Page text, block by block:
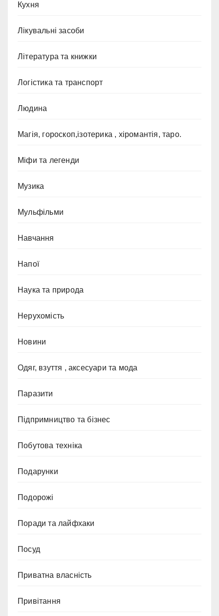
Кухня
Лікувальні засоби
Література та книжки
Логістика та транспорт
Людина
Магія, гороскоп,ізотерика , хіромантія, таро.
Міфи та легенди
Музика
Мульфільми
Навчання
Напої
Наука та природа
Нерухомість
Новини
Одяг, взуття , аксесуари та мода
Паразити
Підпримництво та бізнес
Побутова техніка
Подарунки
Подорожі
Поради та лайфхаки
Посуд
Приватна власність
Привітання